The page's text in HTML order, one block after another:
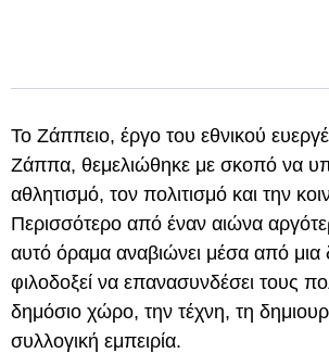
Το Ζάππειο, έργο του εθνικού
Ζάππα, θεμελιώθηκε με σκοπό να
αθλητισμό, τον πολιτισμό και την
Περισσότερο από έναν αιώνα
αυτό όραμα αναβιώνει μέσα από
φιλοδοξεί να επανασυνδέσει τους
δημόσιο χώρο, την τέχνη, τη
συλλογική εμπειρία.